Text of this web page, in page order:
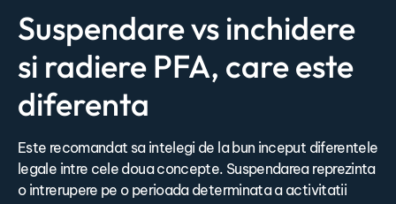
Suspendare vs inchidere
si radiere PFA, care este
diferenta
Este recomandat sa intelegi de la bun inceput diferentele
legale intre cele doua concepte. Suspendarea reprezinta
o intrerupere pe o perioada determinata a activitatii